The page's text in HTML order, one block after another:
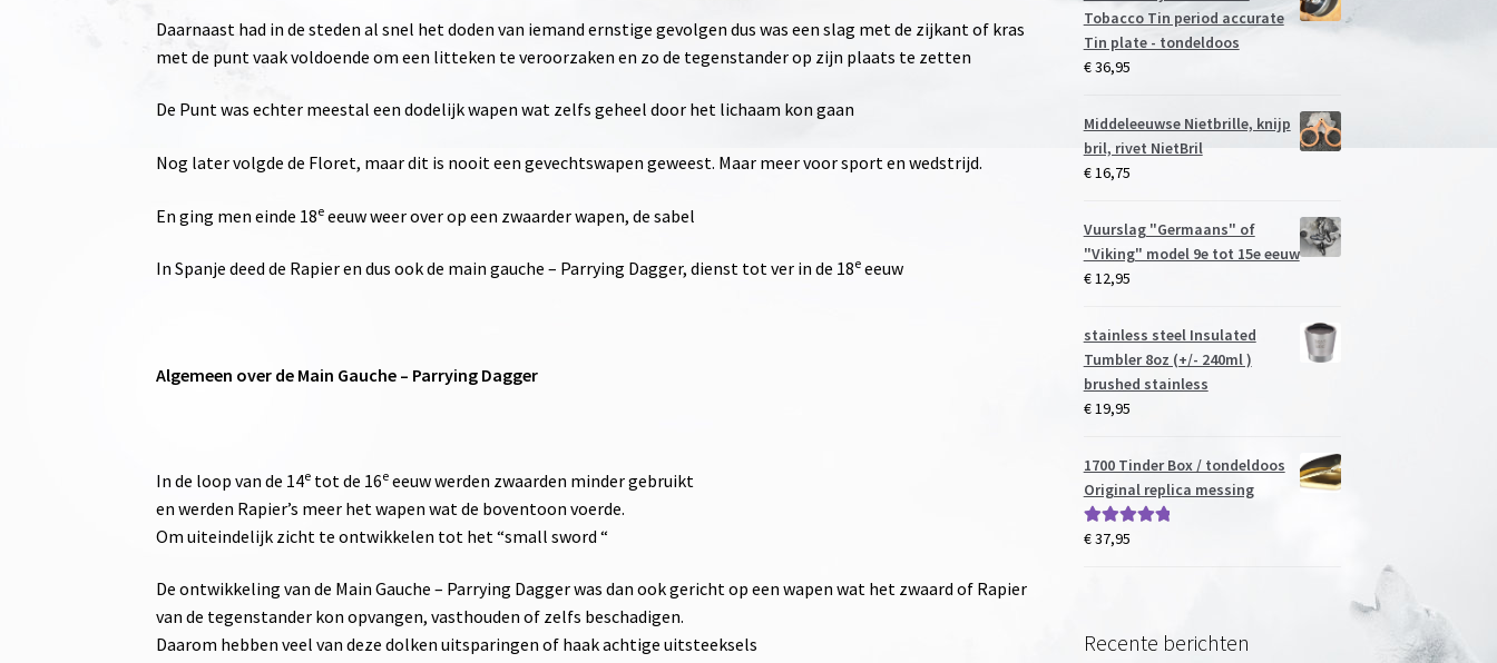
Daarnaast had in de steden al snel het doden van iemand ernstige gevolgen dus was een slag met de zijkant of kras
met de punt vaak voldoende om een litteken te veroorzaken en zo de tegenstander op zijn plaats te zetten
De Punt was echter meestal een dodelijk wapen wat zelfs geheel door het lichaam kon gaan
Nog later volgde de Floret, maar dit is nooit een gevechtswapen geweest. Maar meer voor sport en wedstrijd.
En ging men einde 18e eeuw weer over op een zwaarder wapen, de sabel
In Spanje deed de Rapier en dus ook de main gauche – Parrying Dagger, dienst tot ver in de 18e eeuw
Algemeen over de Main Gauche – Parrying Dagger
In de loop van de 14e tot de 16e eeuw werden zwaarden minder gebruikt
en werden Rapier’s meer het wapen wat de boventoon voerde.
Om uiteindelijk zicht te ontwikkelen tot het “small sword “
De ontwikkeling van de Main Gauche – Parrying Dagger was dan ook gericht op een wapen wat het zwaard of Rapier
van de tegenstander kon opvangen, vasthouden of zelfs beschadigen.
Daarom hebben veel van deze dolken uitsparingen of haak achtige uitsteeksels
Tobacco Tin period accurate
Tin plate - tondeldoos
€36,95
Middeleeuwse Nietbrille, knijp
bril, rivet NietBril
€16,75
Vuurslag "Germaans" of
"Viking" model 9e tot 15e eeuw
€12,95
stainless steel Insulated
Tumbler 8oz (+/- 240ml )
brushed stainless
€19,95
1700 Tinder Box / tondeldoos
Original replica messing
Gewaardeerd
€37,95
Recente berichten